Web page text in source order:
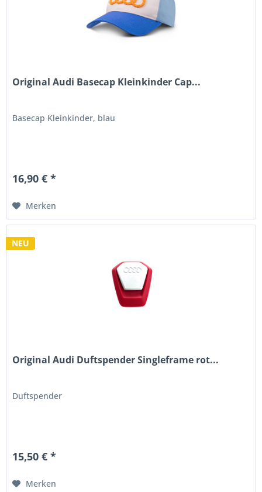
Original Audi Basecap Kleinkinder Cap...
Basecap Kleinkinder, blau
16,90 € *
Merken
NEU
Original Audi Duftspender Singleframe rot...
Duftspender
15,50 € *
Merken